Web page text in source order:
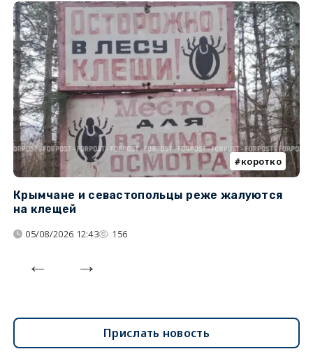
коротко
Крымчане и севастопольцы реже жалуются
на клещей
05/08/2026 12:43 156
Прислать новость